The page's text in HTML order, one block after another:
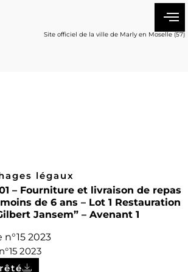
Site officiel de la ville de Marly en Moselle (57)
légaux
– Fourniture et livraison de repas
de 6 ans – Lot 1 Restauration
Jansem” – Avenant 1
2023
2023